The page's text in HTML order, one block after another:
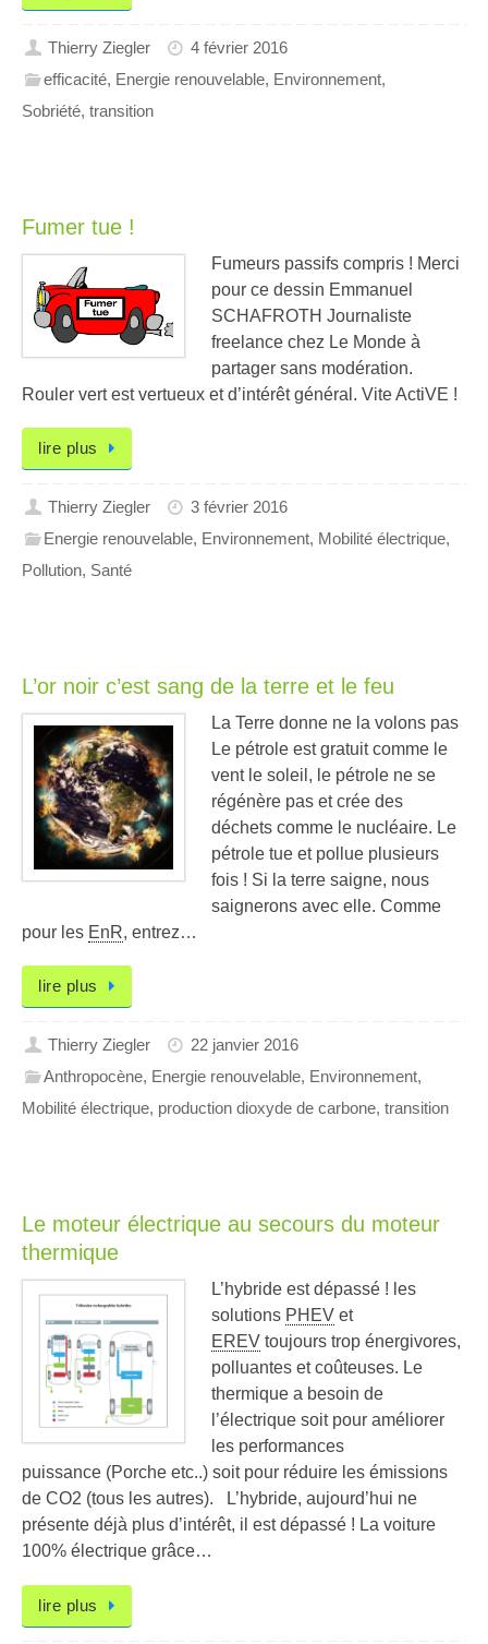
Thierry Ziegler
4 février 2016
efficacité, Energie renouvelable, Environnement,
Sobriété, transition
Fumer tue !
Fumeurs passifs compris ! Merci
pour ce dessin Emmanuel
SCHAFROTH Journaliste
freelance chez Le Monde à
partager sans modération.
Rouler vert est vertueux et d’intérêt général. Vite ActiVE !
lire plus
Thierry Ziegler
3 février 2016
Energie renouvelable, Environnement, Mobilité électrique,
Pollution, Santé
L’or noir c’est sang de la terre et le feu
La Terre donne ne la volons pas
Le pétrole est gratuit comme le
vent le soleil, le pétrole ne se
régénère pas et crée des
déchets comme le nucléaire. Le
pétrole tue et pollue plusieurs
fois ! Si la terre saigne, nous
saignerons avec elle. Comme
pour les EnR, entrez…
lire plus
Thierry Ziegler
22 janvier 2016
Anthropocène, Energie renouvelable, Environnement,
Mobilité électrique, production dioxyde de carbone, transition
Le moteur électrique au secours du moteur
thermique
L’hybride est dépassé ! les
solutions PHEV et
EREV toujours trop énergivores,
polluantes et coûteuses. Le
thermique a besoin de
l’électrique soit pour améliorer
les performances
puissance (Porche etc..) soit pour réduire les émissions
de CO2 (tous les autres). L’hybride, aujourd’hui ne
présente déjà plus d’intérêt, il est dépassé ! La voiture
100% électrique grâce…
lire plus